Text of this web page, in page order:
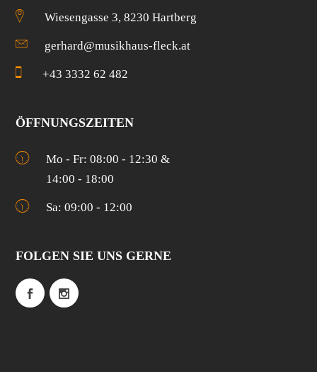
Wiesengasse 3, 8230 Hartberg
gerhard@musikhaus-fleck.at
+43 3332 62 482
ÖFFNUNGSZEITEN
Mo - Fr: 08:00 - 12:30 &
14:00 - 18:00
Sa: 09:00 - 12:00
FOLGEN SIE UNS GERNE